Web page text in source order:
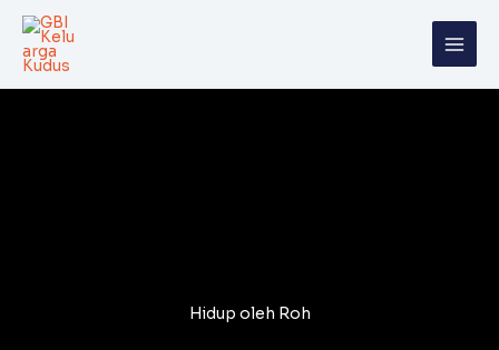
Skip
content
Hidup oleh Roh